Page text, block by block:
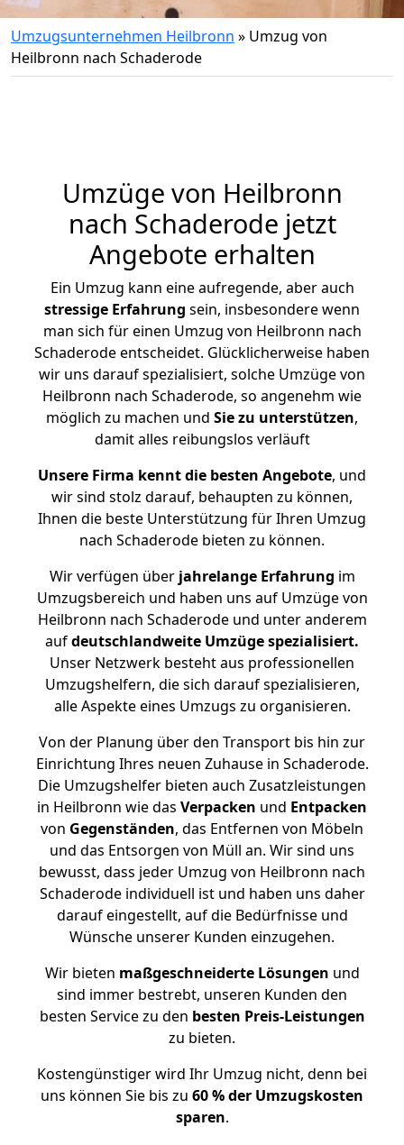
Umzugsunternehmen Heilbronn » Umzug von
Heilbronn nach Schaderode
Umzüge von Heilbronn
nach Schaderode jetzt
Angebote erhalten
Ein Umzug kann eine aufregende, aber auch
stressige Erfahrung sein, insbesondere wenn
man sich für einen Umzug von Heilbronn nach
Schaderode entscheidet. Glücklicherweise haben
wir uns darauf spezialisiert, solche Umzüge von
Heilbronn nach Schaderode, so angenehm wie
möglich zu machen und Sie zu unterstützen,
damit alles reibungslos verläuft
Unsere Firma kennt die besten Angebote, und
wir sind stolz darauf, behaupten zu können,
Ihnen die beste Unterstützung für Ihren Umzug
nach Schaderode bieten zu können.
Wir verfügen überjahrelange Erfahrung im
Umzugsbereich und haben uns auf Umzüge von
Heilbronn nach Schaderode und unter anderem
aufdeutschlandweite Umzüge spezialisiert.
Unser Netzwerk besteht aus professionellen
Umzugshelfern, die sich darauf spezialisieren,
alle Aspekte eines Umzugs zu organisieren.
Von der Planung über den Transport bis hin zur
Einrichtung Ihres neuen Zuhause in Schaderode.
Die Umzugshelfer bieten auch Zusatzleistungen
in Heilbronn wie das Verpacken und Entpacken
von Gegenständen, das Entfernen von Möbeln
und das Entsorgen von Müll an. Wir sind uns
bewusst, dass jeder Umzug von Heilbronn nach
Schaderode individuell ist und haben uns daher
darauf eingestellt, auf die Bedürfnisse und
Wünsche unserer Kunden einzugehen.
Wir bieten maßgeschneiderte Lösungen und
sind immer bestrebt, unseren Kunden den
besten Service zu den besten Preis-Leistungen
zu bieten.
Kostengünstiger wird Ihr Umzug nicht, denn bei
uns können Sie bis zu 60 % der Umzugskosten
sparen.